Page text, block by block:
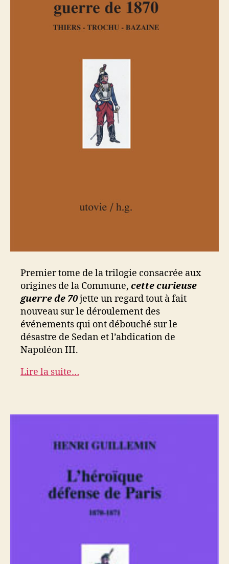
Premier tome de la trilogie consacrée aux
origines de la Commune, cette curieuse
guerre de 70jette un regard tout à fait
nouveau sur le déroulement des
événements qui ont débouché sur le
désastre de Sedan et l’abdication de
Napoléon III.
Lire la suite…